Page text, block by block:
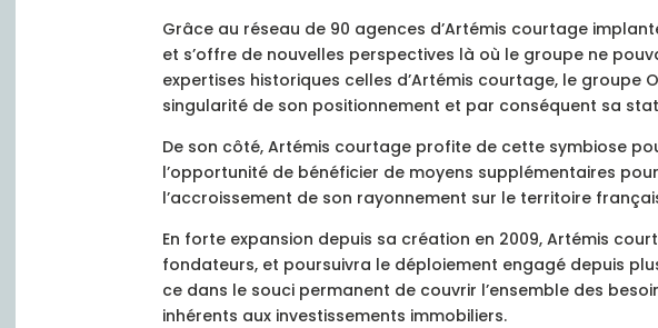
Grâce au réseau de 90 agences d’Artémis courtage
et s’offre de nouvelles perspectives là où le groupe ne
expertises historiques celles d’Artémis courtage, le
singularité de son positionnement et par conséquent sa
De son côté, Artémis courtage profite de cette symbiose
l’opportunité de bénéficier de moyens supplémentaires
l’accroissement de son rayonnement sur le territoire
En forte expansion depuis sa création en 2009, Artémis
fondateurs, et poursuivra le déploiement engagé depuis
ce dans le souci permanent de couvrir l’ensemble des
inhérents aux investissements immobiliers.